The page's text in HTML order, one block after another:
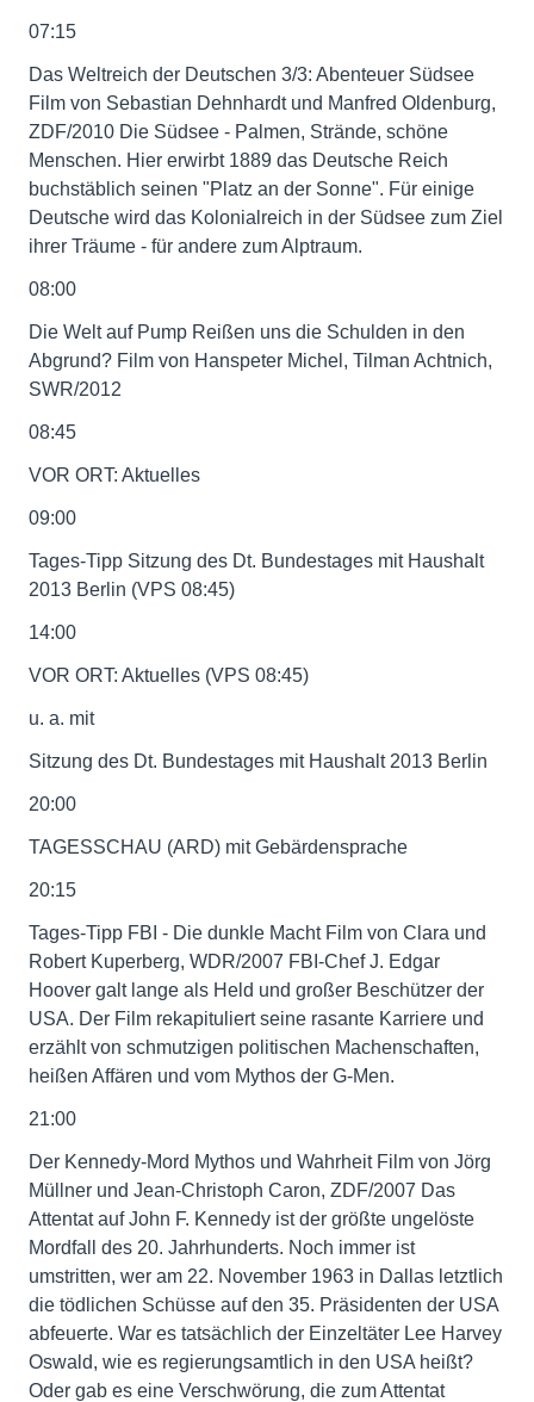
07:15
Das Weltreich der Deutschen 3/3: Abenteuer Südsee
Film von Sebastian Dehnhardt und Manfred Oldenburg,
ZDF/2010 Die Südsee - Palmen, Strände, schöne
Menschen. Hier erwirbt 1889 das Deutsche Reich
buchstäblich seinen "Platz an der Sonne". Für einige
Deutsche wird das Kolonialreich in der Südsee zum Ziel
ihrer Träume - für andere zum Alptraum.
08:00
Die Welt auf Pump Reißen uns die Schulden in den
Abgrund? Film von Hanspeter Michel, Tilman Achtnich,
SWR/2012
08:45
VOR ORT: Aktuelles
09:00
Tages-Tipp Sitzung des Dt. Bundestages mit Haushalt
2013 Berlin (VPS 08:45)
14:00
VOR ORT: Aktuelles (VPS 08:45)
u. a. mit
Sitzung des Dt. Bundestages mit Haushalt 2013 Berlin
20:00
TAGESSCHAU (ARD) mit Gebärdensprache
20:15
Tages-Tipp FBI - Die dunkle Macht Film von Clara und
Robert Kuperberg, WDR/2007 FBI-Chef J. Edgar
Hoover galt lange als Held und großer Beschützer der
USA. Der Film rekapituliert seine rasante Karriere und
erzählt von schmutzigen politischen Machenschaften,
heißen Affären und vom Mythos der G-Men.
21:00
Der Kennedy-Mord Mythos und Wahrheit Film von Jörg
Müllner und Jean-Christoph Caron, ZDF/2007 Das
Attentat auf John F. Kennedy ist der größte ungelöste
Mordfall des 20. Jahrhunderts. Noch immer ist
umstritten, wer am 22. November 1963 in Dallas letztlich
die tödlichen Schüsse auf den 35. Präsidenten der USA
abfeuerte. War es tatsächlich der Einzeltäter Lee Harvey
Oswald, wie es regierungsamtlich in den USA heißt?
Oder gab es eine Verschwörung, die zum Attentat